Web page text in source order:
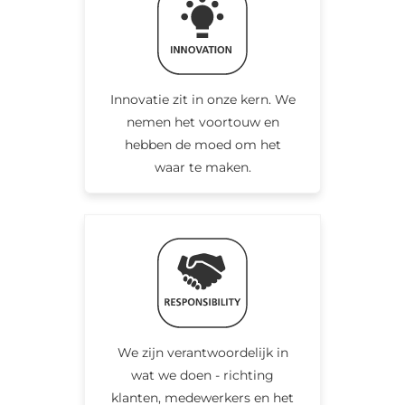
Innovatie zit in onze kern. We
nemen het voortouw en
hebben de moed om het
waar te maken.
We zijn verantwoordelijk in
wat we doen - richting
klanten, medewerkers en het